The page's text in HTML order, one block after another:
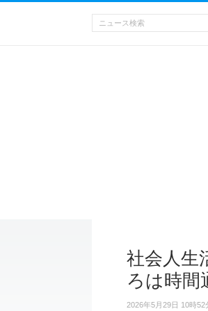
社会人生
ろは時間
2026年5月29日 10時52